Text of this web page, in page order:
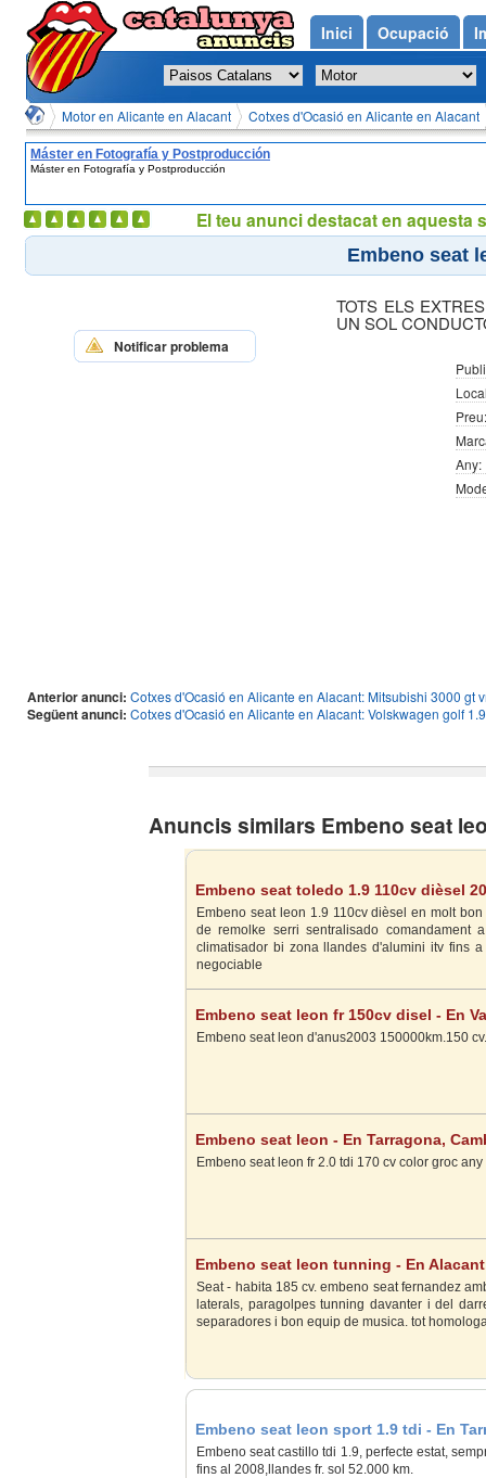
Motor en Alicante en Alacant Cotxes d'Ocasió en Alicante en Alacant
Máster en Fotografía y Postproducción
Máster en Fotografía y Postproducción
Embeno seat
TOTS ELS
UN SOL
Preu:
Any:
Notificar problema
Anterior anunci: Cotxes d'Ocasió en Alicante en Alacant: Mitsubishi 3000 gt
Següent anunci: Cotxes d'Ocasió en Alicante en Alacant: Volskwagen golf
Anuncis similars Embeno seat
Embeno seat toledo 1.9 110cv dièsel
Embeno seat leon 1.9 110cv dièsel en molt
de remolke serri sentralisado comandament
climatisador bi zona llandes d'alumini itv fins
negociable
Embeno seat leon fr 150cv disel - En
Embeno seat leon d'anus2003 150000km.150
Embeno seat leon - En Tarragona,
Embeno seat leon fr 2.0 tdi 170 cv color groc
Embeno seat leon tunning - En
Seat - habita 185 cv. embeno seat fernandez
laterals, paragolpes tunning davanter i del
separadores i bon equip de musica. tot
Embeno seat leon sport 1.9 tdi - En
Embeno seat castillo tdi 1.9, perfecte estat,
fins al 2008,llandes fr. sol 52.000 km.
Inici Ocupació
El teu anunci destacat en aquesta